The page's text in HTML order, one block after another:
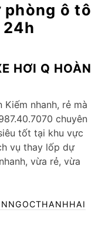
ô tô
24h
HƠI Q HOÀN
nhanh, rẻ mà
chuyên
tốt tại khu vực
vụ thay lốp dự
vừa rẻ, vừa